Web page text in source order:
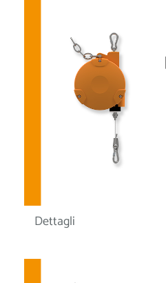
Dettagli